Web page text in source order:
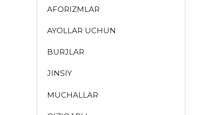
AFORIZMLAR
AYOLLAR UCHUN
BURJLAR
JINSIY
MUCHALLAR